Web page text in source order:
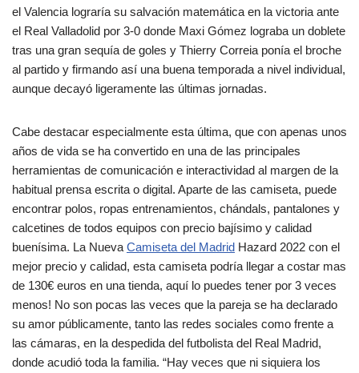
el Valencia lograría su salvación matemática en la victoria ante
el Real Valladolid por 3-0 donde Maxi Gómez lograba un doblete
tras una gran sequía de goles y Thierry Correia ponía el broche
al partido y firmando así una buena temporada a nivel individual,
aunque decayó ligeramente las últimas jornadas.
Cabe destacar especialmente esta última, que con apenas unos
años de vida se ha convertido en una de las principales
herramientas de comunicación e interactividad al margen de la
habitual prensa escrita o digital. Aparte de las camiseta, puede
encontrar polos, ropas entrenamientos, chándals, pantalones y
calcetines de todos equipos con precio bajísimo y calidad
buenísima. La Nueva Camiseta del Madrid Hazard 2022 con el
mejor precio y calidad, esta camiseta podría llegar a costar mas
de 130€ euros en una tienda, aquí lo puedes tener por 3 veces
menos! No son pocas las veces que la pareja se ha declarado
su amor públicamente, tanto las redes sociales como frente a
las cámaras, en la despedida del futbolista del Real Madrid,
donde acudió toda la familia. “Hay veces que ni siquiera los